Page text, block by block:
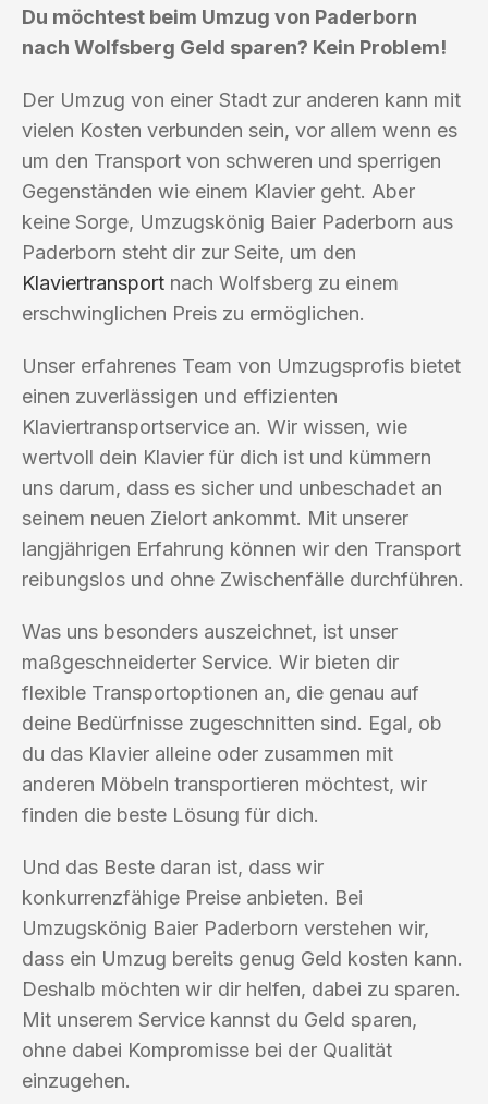
Du möchtest beim Umzug von Paderborn
nach Wolfsberg Geld sparen? Kein Problem!
Der Umzug von einer Stadt zur anderen kann mit
vielen Kosten verbunden sein, vor allem wenn es
um den Transport von schweren und sperrigen
Gegenständen wie einem Klavier geht. Aber
keine Sorge, Umzugskönig Baier Paderborn aus
Paderborn steht dir zur Seite, um den
Klaviertransport nach Wolfsberg zu einem
erschwinglichen Preis zu ermöglichen.
Unser erfahrenes Team von Umzugsprofis bietet
einen zuverlässigen und effizienten
Klaviertransportservice an. Wir wissen, wie
wertvoll dein Klavier für dich ist und kümmern
uns darum, dass es sicher und unbeschadet an
seinem neuen Zielort ankommt. Mit unserer
langjährigen Erfahrung können wir den Transport
reibungslos und ohne Zwischenfälle durchführen.
Was uns besonders auszeichnet, ist unser
maßgeschneiderter Service. Wir bieten dir
flexible Transportoptionen an, die genau auf
deine Bedürfnisse zugeschnitten sind. Egal, ob
du das Klavier alleine oder zusammen mit
anderen Möbeln transportieren möchtest, wir
finden die beste Lösung für dich.
Und das Beste daran ist, dass wir
konkurrenzfähige Preise anbieten. Bei
Umzugskönig Baier Paderborn verstehen wir,
dass ein Umzug bereits genug Geld kosten kann.
Deshalb möchten wir dir helfen, dabei zu sparen.
Mit unserem Service kannst du Geld sparen,
ohne dabei Kompromisse bei der Qualität
einzugehen.